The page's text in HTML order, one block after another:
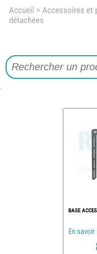
Accueil > Accessoires et
détachées
BASE
En savoir